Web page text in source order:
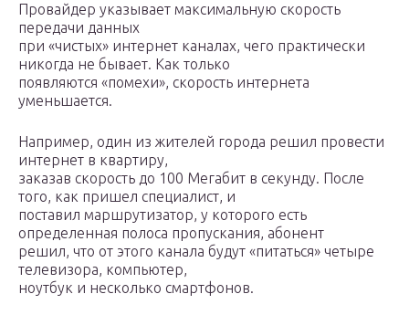
Провайдер указывает максимальную скорость
передачи данных
при «чистых» интернет каналах, чего практически
никогда не бывает. Как только
появляются «помехи», скорость интернета
уменьшается.
Например, один из жителей города решил провести
интернет в квартиру,
заказав скорость до 100 Мегабит в секунду. После
того, как пришел специалист, и
поставил маршрутизатор, у которого есть
определенная полоса пропускания, абонент
решил, что от этого канала будут «питаться» четыре
телевизора, компьютер,
ноутбук и несколько смартфонов.